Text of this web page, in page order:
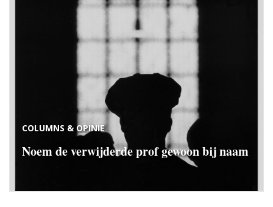
COLUMNS & OPINIE
Noem de verwijderde prof gewoon bij naam